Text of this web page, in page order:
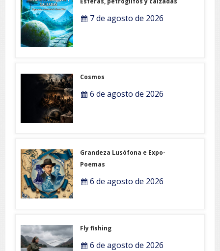
7 de agosto de 2026
Cosmos
6 de agosto de 2026
Grandeza Lusófona e Expo-
Poemas
6 de agosto de 2026
Fly fishing
6 de agosto de 2026